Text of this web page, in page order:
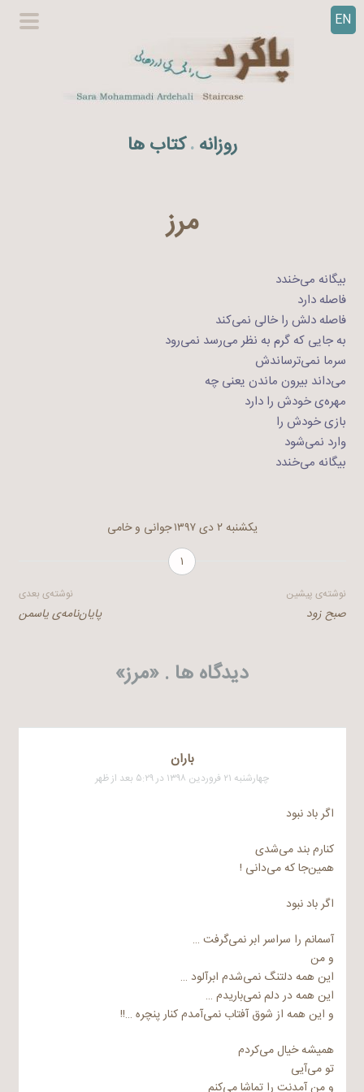
EN
روزانه . کتاب ها
مرز
بیگانه می‌خندد
فاصله دارد
فاصله دلش را خالی نمی‌کند
به جایی که گرم به نظر می‌رسد نمی‌رود
سرما نمی‌ترساندش
می‌داند بیرون ماندن یعنی چه
مهره‌ی خودش را دارد
بازی خودش را
وارد نمی‌شود
بیگانه می‌خندد
یکشنبه ۲ دی ۱۳۹۷
جوانی و خامی
۱
راهبری
نوشته
نوشته‌ی پیشین
صبح زود
نوشته‌ی بعدی
پایان‌نامه‌ی یاسمن
دیدگاه ها . «مرز»
باران
چهارشنبه ۲۱ فروردین ۱۳۹۸ در ۵:۲۹ بعد از ظهر
اگر باد نبود
کنارم بند می‌شدی
همین‌جا که می‌دانی !
اگر باد نبود
آسمانم را سراسر ابر نمی‌گرفت …
و من
این همه دلتنگ نمی‌شدم ابرآلود …
این همه در دلم نمی‌باریدم …
و این همه از شوق آفتاب نمی‌آمدم کنار پنچره …!!
همیشه خیال می‌کردم
تو می‌آیی